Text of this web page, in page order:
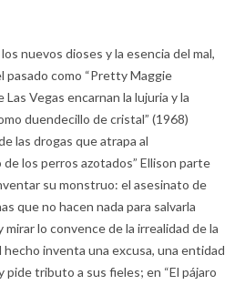
nuevos dioses y la esencia del mal,
pasado como “Pretty Maggie
Vegas encarnan la lujuria y la
duendecillo de cristal” (1968)
las drogas que atrapa al
los perros azotados” Ellison parte
su monstruo: el asesinato de
que no hacen nada para salvarla
lo convence de la irrealidad de la
inventa una excusa, una entidad
pide tributo a sus fieles; en “El pájaro